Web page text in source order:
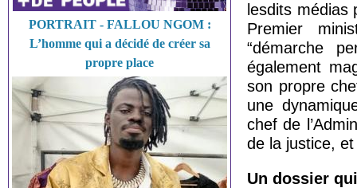
PORTRAIT - FALLOU NGOM :
L’homme qui a décidé de créer sa
propre place
lesdits médias
Premier
“démarche
également
son propre
une
chef de
de la justice, et
Un dossier